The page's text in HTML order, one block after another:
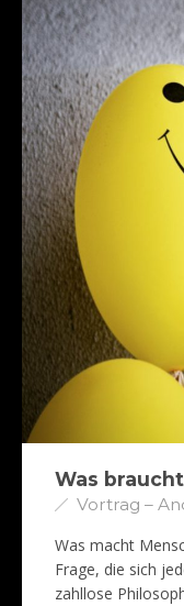
Was
Vortrag –
Was macht
Frage, die sich
zahllose